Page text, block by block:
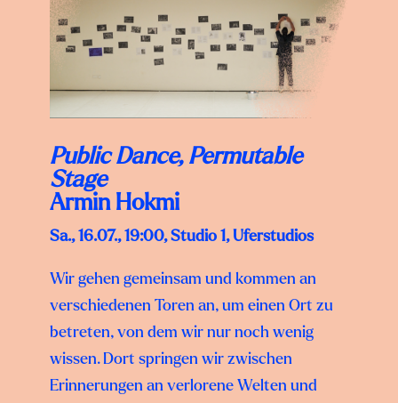
Public Dance, Permutable
Stage
Armin Hokmi
Sa., 16.07., 19:00, Studio 1, Uferstudios
Wir gehen gemeinsam und kommen an
verschiedenen Toren an, um einen Ort zu
betreten, von dem wir nur noch wenig
wissen. Dort springen wir zwischen
Erinnerungen an verlorene Welten und